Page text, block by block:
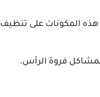
المكونات على تنظيف
فروة الرأس.